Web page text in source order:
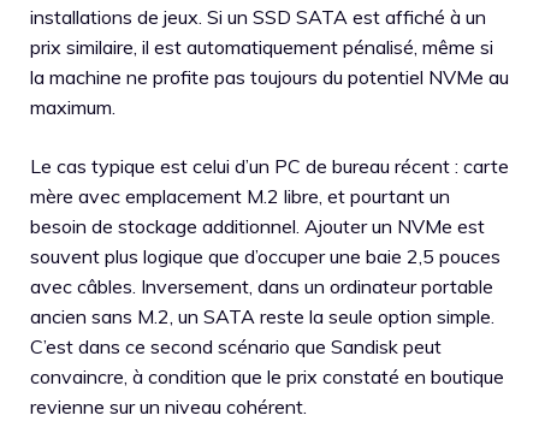
installations de jeux. Si un SSD SATA est affiché à un
prix similaire, il est automatiquement pénalisé, même si
la machine ne profite pas toujours du potentiel NVMe au
maximum.
Le cas typique est celui d’un PC de bureau récent : carte
mère avec emplacement M.2 libre, et pourtant un
besoin de stockage additionnel. Ajouter un NVMe est
souvent plus logique que d’occuper une baie 2,5 pouces
avec câbles. Inversement, dans un ordinateur portable
ancien sans M.2, un SATA reste la seule option simple.
C’est dans ce second scénario que Sandisk peut
convaincre, à condition que le prix constaté en boutique
revienne sur un niveau cohérent.